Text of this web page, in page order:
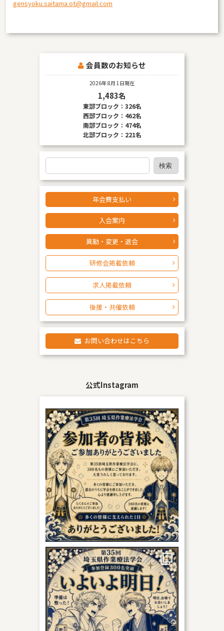
gensyoku.saitama.ot@gmail.com
会員数のお知らせ
2026年 8月 1日現在
1,483名
東部ブロック：326名
西部ブロック：462名
南部ブロック：474名
北部ブロック：221名
検
索
検索
年会費支払い
入会案内
異動・変更・退会
研修会掲載依頼
求人掲載依頼
後援・共催依頼
お問い合わせはこちら
公式Instagram